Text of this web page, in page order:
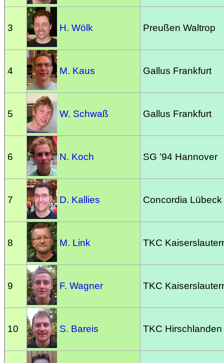
3 H. Wölk Preußen Waltrop
4 M. Kaus Gallus Frankfurt
5 W. Schwaß Gallus Frankfurt
6 N. Koch SG '94 Hannover
7 D. Kallies Concordia Lübeck
8 M. Link TKC
9 F. Wagner TKC
10 S. Bareis TKC Hirschlanden